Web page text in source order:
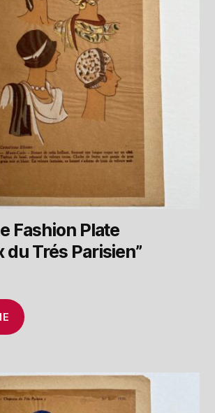
Fashion Plate
du Trés Parisien”